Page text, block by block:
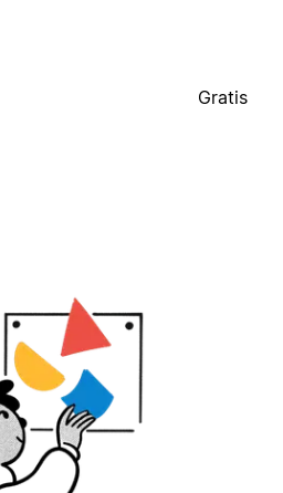
Gratis